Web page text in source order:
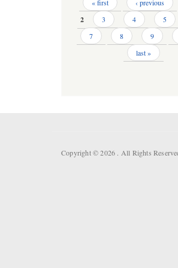
« first ‹ previous
2 3 4 5
7
8 9
last »
Copyright © 2026 . All Rights